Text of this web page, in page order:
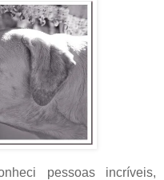
pessoas incríveis,